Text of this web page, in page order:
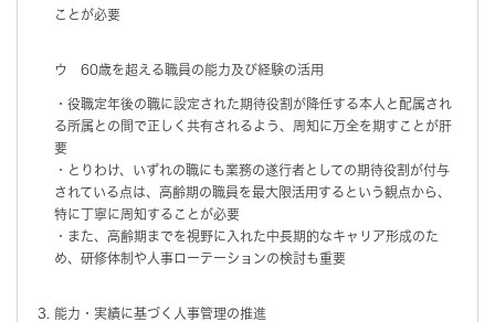
ことが必要
ウ 60歳を超える職員の能力及び経験の活用
・役職定年後の職に設定された期待役割が降任する本人と配属され
る所属との間で正しく共有されるよう、周知に万全を期すことが肝
要
・とりわけ、いずれの職にも業務の遂行者としての期待役割が付与
されている点は、高齢期の職員を最大限活用するという観点から、
特に丁寧に周知することが必要
・また、高齢期までを視野に入れた中長期的なキャリア形成のた
め、研修体制や人事ローテーションの検討も重要
能力・実績に基づく人事管理の推進